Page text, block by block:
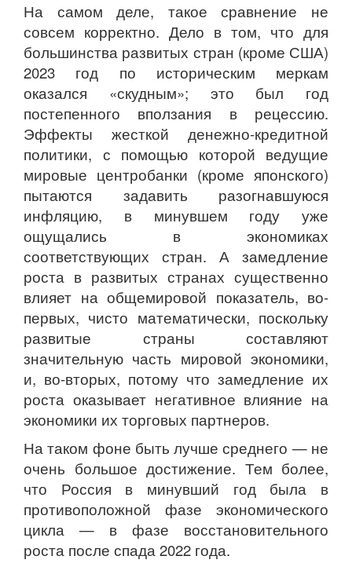
На самом деле, такое сравнение не
совсем корректно. Дело в том, что для
большинства развитых стран (кроме США)
2023 год по историческим меркам
оказался «скудным»; это был год
постепенного вползания в рецессию.
Эффекты жесткой денежно-кредитной
политики, с помощью которой ведущие
мировые центробанки (кроме японского)
пытаются задавить разогнавшуюся
инфляцию, в минувшем году уже
ощущались в экономиках
соответствующих стран. А замедление
роста в развитых странах существенно
влияет на общемировой показатель, во-
первых, чисто математически, поскольку
развитые страны составляют
значительную часть мировой экономики,
и, во-вторых, потому что замедление их
роста оказывает негативное влияние на
экономики их торговых партнеров.
На таком фоне быть лучше среднего — не
очень большое достижение. Тем более,
что Россия в минувший год была в
противоположной фазе экономического
цикла — в фазе восстановительного
роста после спада 2022 года.